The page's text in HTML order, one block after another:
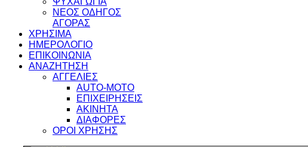
ΝΕΟΣ ΟΔΗΓΟΣ
ΑΓΟΡΑΣ
ΧΡΗΣΙΜΑ
ΗΜΕΡΟΛΟΓΙΟ
ΕΠΙΚΟΙΝΩΝΙΑ
ΑΝΑΖΗΤΗΣΗ
ΑΓΓΕΛΙΕΣ
AUTO-MOTO
ΕΠΙΧΕΙΡΗΣΕΙΣ
ΑΚΙΝΗΤΑ
ΔΙΑΦΟΡΕΣ
ΟΡΟΙ ΧΡΗΣΗΣ